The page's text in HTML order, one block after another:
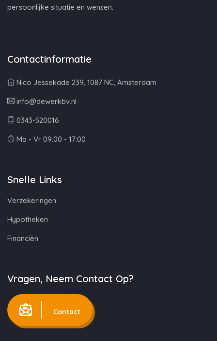
persoonlijke situatie en wensen.
Contactinformatie
Nico Jessekade 239, 1087 NC, Amsterdam
info@dewerkbv.nl
0343-520016
Ma - Vr 09:00 - 17:00
Snelle Links
Verzekeringen
Hypotheken
Financiën
Vragen, Neem Contact Op?
Contact